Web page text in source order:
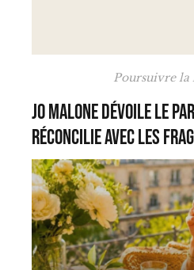
Poursuivre la
Jo Malone dévoile le
réconcilie avec les